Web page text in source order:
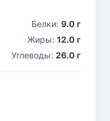
Белки: 9.0 г
Жиры: 12.0 г
Углеводы: 26.0 г